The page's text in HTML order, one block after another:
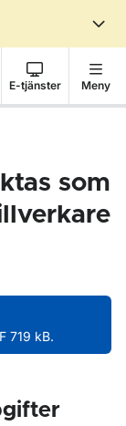
E-tjänster Meny
som
719 kB.